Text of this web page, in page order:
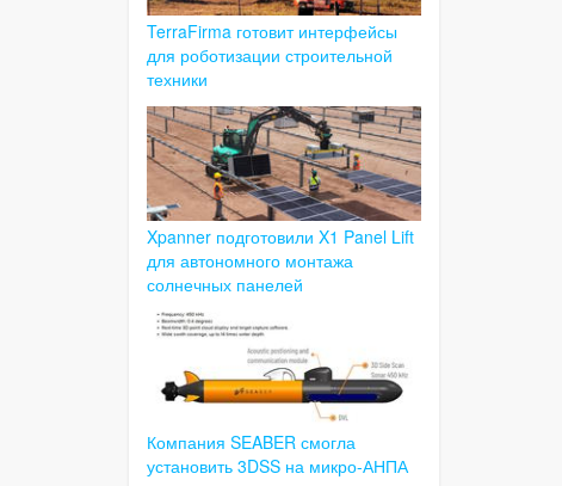
TerraFirma готовит интерфейсы
для роботизации строительной
техники
Xpanner подготовили X1 Panel Lift
для автономного монтажа
солнечных панелей
Компания SEABER смогла
установить 3DSS на микро-АНПА